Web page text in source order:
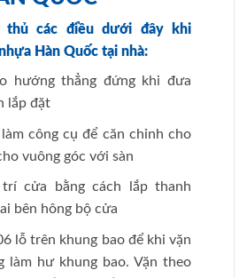
thủ các điều dưới đây khi
Hàn Quốc tại nhà:
hướng thẳng đứng khi đưa
lắp đặt
công cụ để căn chỉnh cho
vuông góc với sàn
cửa bằng cách lắp thanh
bên hông bộ cửa
lỗ trên khung bao để khi vặn
làm hư khung bao. Vặn theo